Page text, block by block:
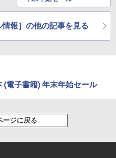
情報］の他の記事を見る
(電子書籍) 年末年始セール
ージに戻る